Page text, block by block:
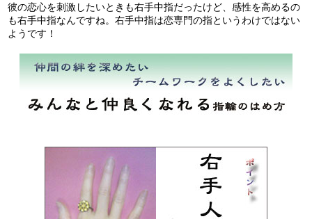
彼の恋心を刺激したいときも右手中指だったけど、感性を高めるの
も右手中指なんですね。右手中指は恋専門の指というわけではない
ようです！